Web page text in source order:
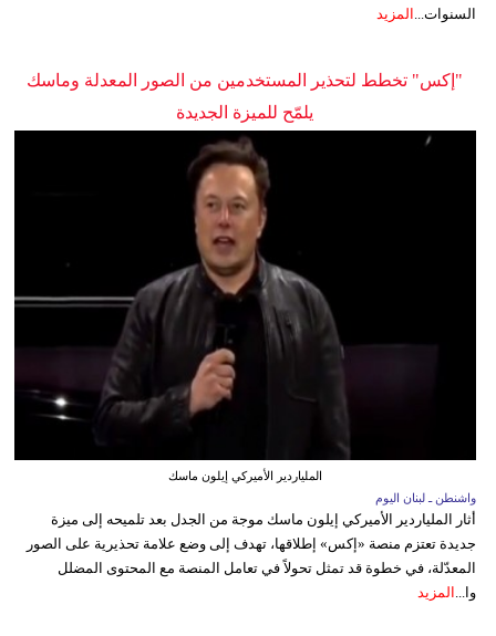
السنوات...
المزيد
"إكس" تخطط لتحذير المستخدمين من الصور المعدلة وماسك
يلمّح للميزة الجديدة
الملياردير الأميركي إيلون ماسك
واشنطن ـ لبنان اليوم
أثار الملياردير الأميركي إيلون ماسك موجة من الجدل بعد تلميحه إلى ميزة
جديدة تعتزم منصة «إكس» إطلاقها، تهدف إلى وضع علامة تحذيرية على الصور
المعدّلة، في خطوة قد تمثل تحولاً في تعامل المنصة مع المحتوى المضلل
وا... المزيد